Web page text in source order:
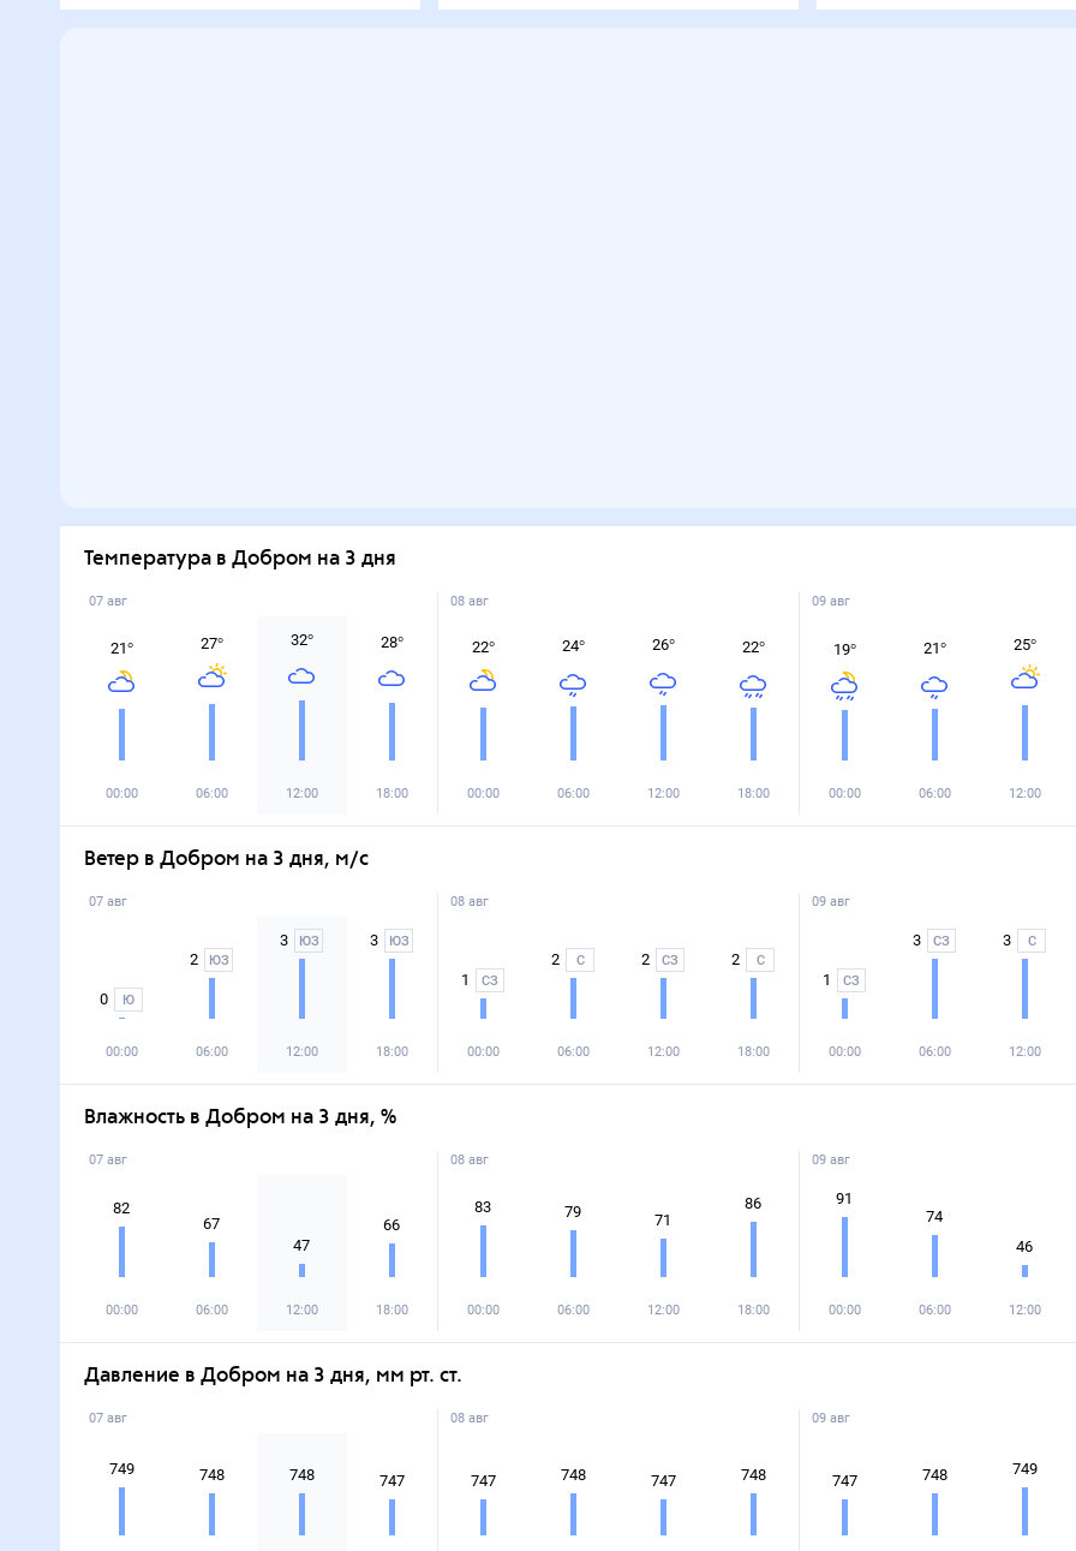
Температура в Добром на 3 дня
07 авг
21°
00:00
27°
06:00
32°
12:00
28°
18:00
08 авг
22°
00:00
24°
06:00
26°
12:00
22°
18:00
09 авг
19°
00:00
21°
06:00
25°
12:00
Ветер в Добром на 3 дня, м/с
07 авг
0 Ю
00:00
2 ЮЗ
06:00
3 ЮЗ
12:00
3 ЮЗ
18:00
08 авг
1 СЗ
00:00
2 С
06:00
2 СЗ
12:00
2 С
18:00
09 авг
1 СЗ
00:00
3 СЗ
06:00
3 С
12:00
Влажность в Добром на 3 дня, %
07 авг
82
00:00
67
06:00
47
12:00
66
18:00
08 авг
83
00:00
79
06:00
71
12:00
86
18:00
09 авг
91
00:00
74
06:00
46
12:00
Давление в Добром на 3 дня, мм рт. ст.
07 авг
749 748 748 747
08 авг
747 748 747 748
09 авг
747 748 749